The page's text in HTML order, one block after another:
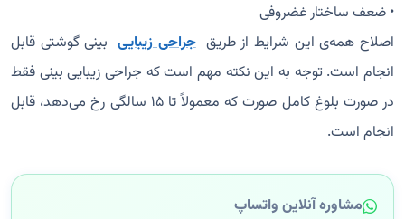
• ضعف ساختار غضروفی
اصلاح همه‌ی این شرایط از طریق جراحی زیبایی بینی گوشتی قابل
انجام است. توجه به این نکته مهم است که جراحی زیبایی بینی فقط
در صورت بلوغ کامل صورت که معمولاً تا ۱۵ سالگی رخ می‌دهد، قابل
انجام است.
مشاوره آنلاین واتساپ